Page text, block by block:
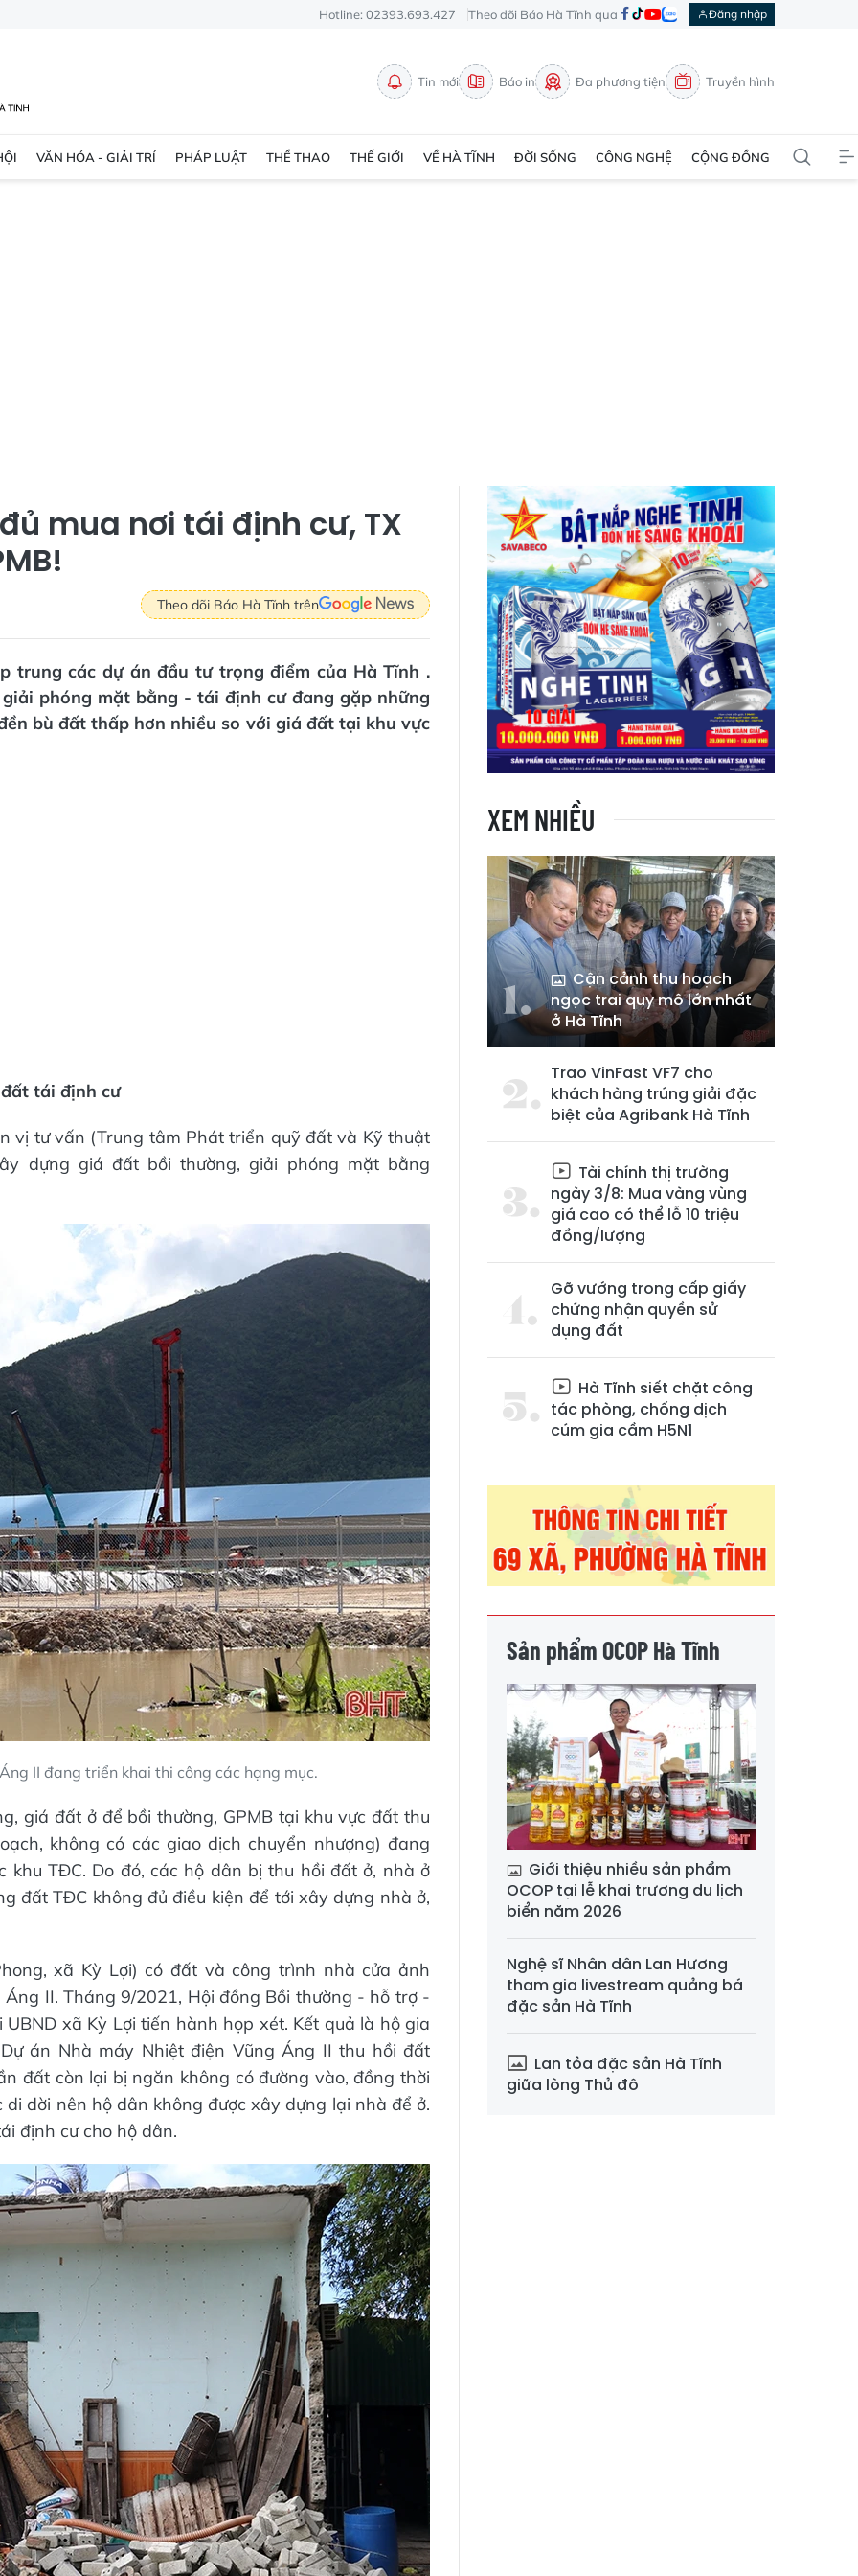
Hotline: 02393.693.427 Theo dõi Báo Hà Tĩnh qua Đăng nhập
Tin mới Báo in Đa phương tiện Truyền hình
VĂN HÓA - GIẢI TRÍ PHÁP LUẬT THỂ THAO THẾ GIỚI VỀ HÀ TĨNH ĐỜI SỐNG CÔNG NGHỆ CỘNG ĐỒNG
mua nơi tái định cư, TX
Theo dõi Báo Hà Tĩnh trên
trung các dự án đầu tư trọng điểm của Hà Tĩnh .
phóng mặt bằng - tái định cư đang gặp những
bù đất thấp hơn nhiều so với giá đất tại khu vực
tái định cư
vị tư vấn (Trung tâm Phát triển quỹ đất và Kỹ thuật
dựng giá đất bồi thường, giải phóng mặt bằng
II đang triển khai thi công các hạng mục.
giá đất ở để bồi thường, GPMB tại khu vực đất thu
không có các giao dịch chuyển nhượng) đang
TĐC. Do đó, các hộ dân bị thu hồi đất ở, nhà ở
đất TĐC không đủ điều kiện để tới xây dựng nhà ở,
xã Kỳ Lợi) có đất và công trình nhà cửa ảnh
II. Tháng 9/2021, Hội đồng Bồi thường - hỗ trợ -
xã Kỳ Lợi tiến hành họp xét. Kết quả là hộ gia
án Nhà máy Nhiệt điện Vũng Áng II thu hồi đất
đất còn lại bị ngăn không có đường vào, đồng thời
dời nên hộ dân không được xây dựng lại nhà để ở.
định cư cho hộ dân.
XEM NHIỀU
Cận cảnh thu hoạch
ngọc trai quy mô lớn nhất
ở Hà Tĩnh
Trao VinFast VF7 cho
khách hàng trúng giải đặc
biệt của Agribank Hà Tĩnh
Tài chính thị trường
ngày 3/8: Mua vàng vùng
giá cao có thể lỗ 10 triệu
đồng/lượng
Gỡ vướng trong cấp giấy
chứng nhận quyền sử
dụng đất
Hà Tĩnh siết chặt công
tác phòng, chống dịch
cúm gia cầm H5N1
Sản phẩm OCOP Hà Tĩnh
Giới thiệu nhiều sản phẩm
OCOP tại lễ khai trương du lịch
biển năm 2026
Nghệ sĩ Nhân dân Lan Hương
tham gia livestream quảng bá
đặc sản Hà Tĩnh
Lan tỏa đặc sản Hà Tĩnh
giữa lòng Thủ đô